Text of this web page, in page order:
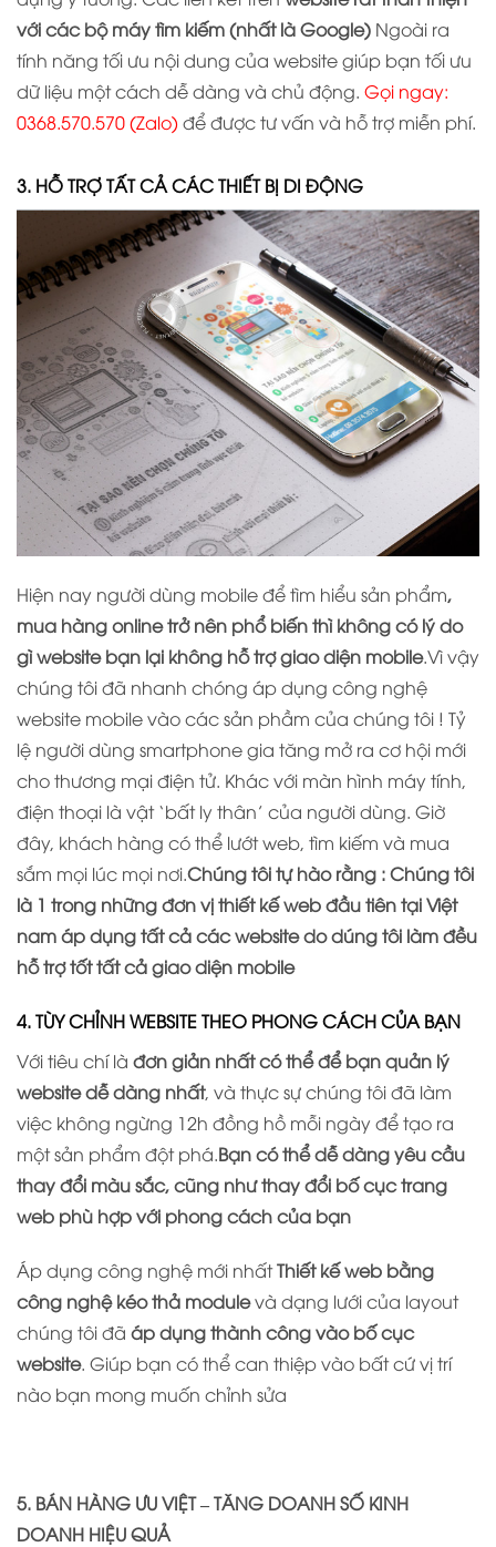
với các bộ máy tìm kiếm (nhất là Google) Ngoài ra
tính năng tối ưu nội dung của website giúp bạn tối ưu
dữ liệu một cách dễ dàng và chủ động. Gọi ngay:
0368.570.570(Zalo)để được tư vấn và hỗ trợ miễn phí.
3. HỖ TRỢ TẤT CẢ CÁC THIẾT BỊ DI ĐỘNG
Hiện nay người dùng mobile để tìm hiểu sản phẩm,
mua hàng online trở nên phổ biến thì không có lý do
gì website bạn lại không hỗ trợ giao diện mobile.Vì vậy
chúng tôi đã nhanh chóng áp dụng công nghệ
website mobile vào các sản phầm của chúng tôi ! Tỷ
lệ người dùng smartphone gia tăng mở ra cơ hội mới
cho thương mại điện tử. Khác với màn hình máy tính,
điện thoại là vật ‘bất ly thân’ của người dùng. Giờ
đây, khách hàng có thể lướt web, tìm kiếm và mua
sắm mọi lúc mọi nơi.Chúng tôi tự hào rằng : Chúng tôi
là 1 trong những đơn vị thiết kế web đầu tiên tại Việt
nam áp dụng tất cả các website do dúng tôi làm đều
hỗ trợ tốt tất cả giao diện mobile
4. TÙY CHỈNH WEBSITE THEO PHONG CÁCH CỦA BẠN
Với tiêu chí là đơn giản nhất có thể để bạn quản lý
website dễ dàng nhất, và thực sự chúng tôi đã làm
việc không ngừng 12h đồng hồ mỗi ngày để tạo ra
một sản phẩm đột phá.Bạn có thể dễ dàng yêu cầu
thay đổi màu sắc, cũng như thay đổi bố cục trang
web phù hợp với phong cách của bạn
Áp dụng công nghệ mới nhấtThiết kế web bằng
công nghệ kéo thả modulevà dạng lưới của layout
chúng tôi đã áp dụng thành công vào bố cục
website. Giúp bạn có thể can thiệp vào bất cứ vị trí
nào bạn mong muốn chỉnh sửa
5. BÁN HÀNG ƯU VIỆT – TĂNG DOANH SỐ KINH
DOANH HIỆU QUẢ